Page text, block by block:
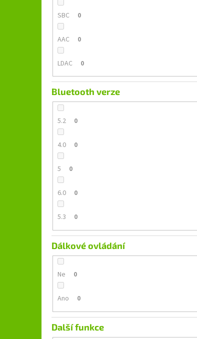
SBC 0
AAC 0
LDAC 0
Bluetooth verze
5.2 0
4.0 0
5 0
6.0 0
5.3 0
Dálkové ovládání
Ne 0
Ano 0
Další funkce